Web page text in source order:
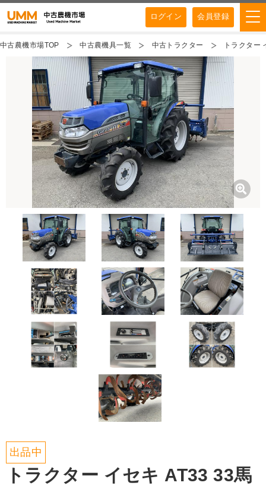
ログイン 会員登録
中古農機市場TOP 中古農機具一覧 中古トラクター トラクター
出品中
トラクター イセキ AT33 33馬